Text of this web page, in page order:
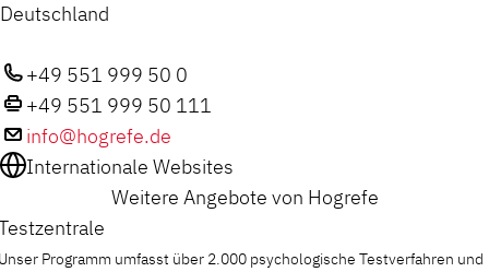
Deutschland
+49 551 999 50 0
+49 551 999 50 111
info@hogrefe.de
Internationale Websites
Weitere Angebote von Hogrefe
Programm umfasst über 2.000 psychologische Testverfahren und